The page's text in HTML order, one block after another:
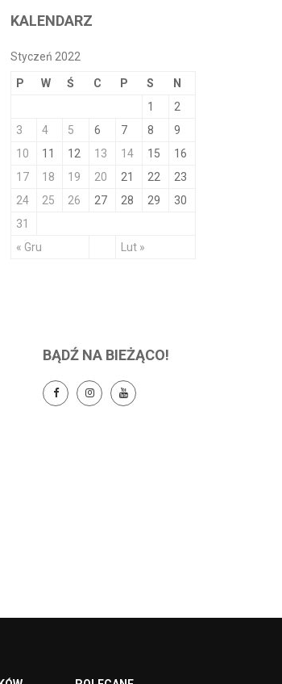
KALENDARZ
Styczeń 2022
P W Ś C P S N
« Gru Lut »
1
2
3
4 5 6 7 8
9
10
11 12 13 14 15
16
17
18 19 20 21 22
23
24
25 26 27 28 29
30
31
BĄDŹ NA BIEŻĄCO!